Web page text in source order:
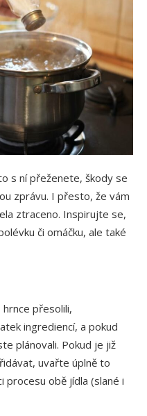
s ní přeženete, škody se
zprávu. I přesto, že vám
ztraceno. Inspirujte se,
či omáčku, ale také
přesolili,
ingrediencí, a pokud
plánovali. Pokud je již
uvařte úplně to
procesu obě jídla (slané i